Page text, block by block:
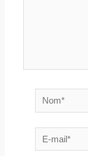
Nom*
E-
mail*